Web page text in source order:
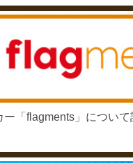
ー「flagments」につい